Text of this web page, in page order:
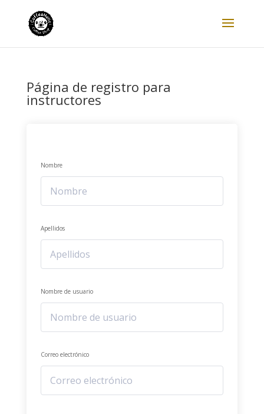
Página de registro para
instructores
Nombre
Apellidos
Nombre de usuario
Correo electrónico